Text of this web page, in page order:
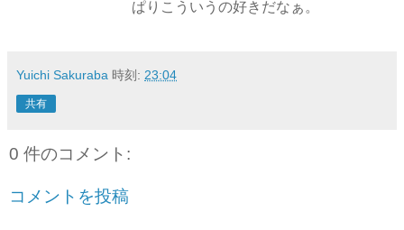
ぱりこういうの好きだなぁ。
Yuichi Sakuraba 時刻: 23:04
共有
0 件のコメント:
コメントを投稿